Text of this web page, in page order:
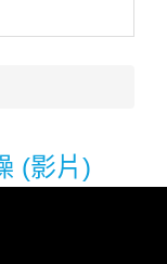
(影片)